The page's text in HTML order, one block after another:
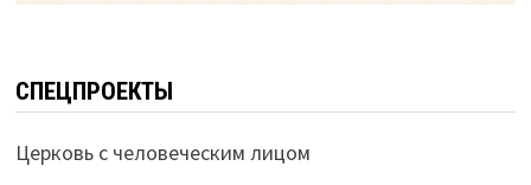
СПЕЦПРОЕКТЫ
Церковь с человеческим лицом